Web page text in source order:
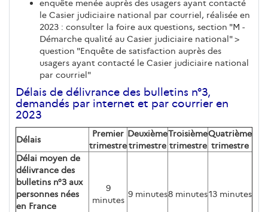
enquête menée auprès des usagers ayant contacté
le Casier judiciaire national par courriel, réalisée en
2023 : consulter la foire aux questions, section "M -
Démarche qualité au Casier judiciaire national" >
question "Enquête de satisfaction auprès des
usagers ayant contacté le Casier judiciaire national
par courriel"
Délais de délivrance des bulletins n°3,
demandés par internet et par courrier en
2023
Délais
Premier
trimestre
Deuxième
trimestre
Troisième
trimestre
Quatrième
trimestre
Délai moyen de
délivrance des
bulletins n°3 aux
personnes nées
en France
9
minutes
9 minutes8 minutes13 minutes